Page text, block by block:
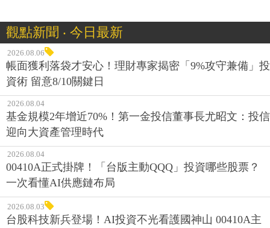
觀點新聞 ‧ 今日最新
2026.08.06
帳面獲利落袋才安心！理財專家揭密「9%攻守兼備」投
資術 留意8/10關鍵日
2026.08.04
基金規模2年增近70%！第一金投信董事長尤昭文：投信
迎向大資產管理時代
2026.08.04
00410A正式掛牌！「台版主動QQQ」投資哪些股票？
一次看懂AI供應鏈布局
2026.08.03
台股科技新兵登場！AI投資不光看護國神山 00410A主